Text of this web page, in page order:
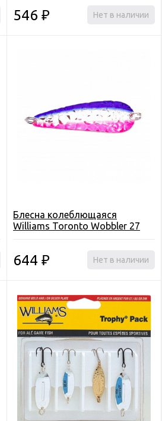
546 ₽ Нет в наличии
Блесна колеблющаяся
Williams Toronto Wobbler 27
644 ₽ Нет в наличии